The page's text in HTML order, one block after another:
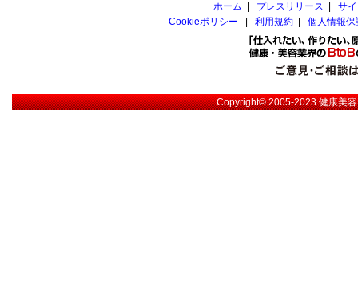
ホーム
プレスリリース
サ
Cookieポリシー
利用規約 個人情報
Copyright© 2005-2023健康美